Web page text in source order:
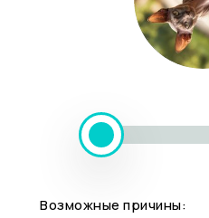
Возможные причины: